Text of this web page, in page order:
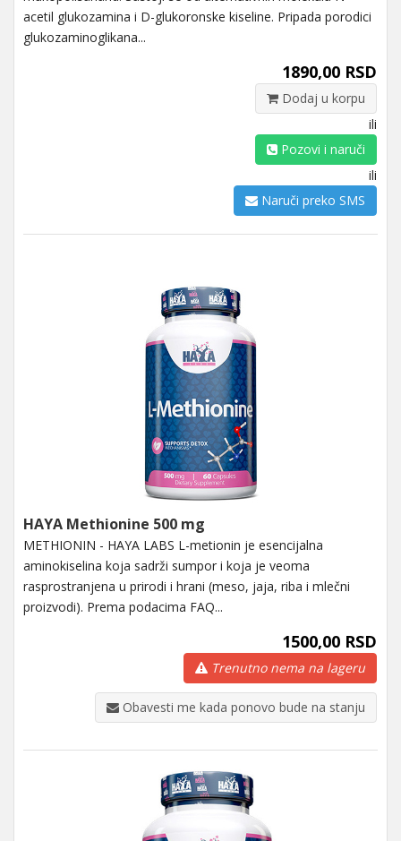
acetil glukozamina i D-glukoronske kiseline. Pripada porodici
glukozaminoglikana...
1890,00 RSD
Dodaj u korpu
ili
Pozovi i naruči
ili
Naruči preko SMS
HAYA Methionine 500 mg
METHIONIN - HAYA LABS L-metionin je esencijalna
aminokiselina koja sadrži sumpor i koja je veoma
rasprostranjena u prirodi i hrani (meso, jaja, riba i mlečni
proizvodi). Prema podacima FAQ...
1500,00 RSD
Trenutno nema na lageru
Obavesti me kada ponovo bude na stanju